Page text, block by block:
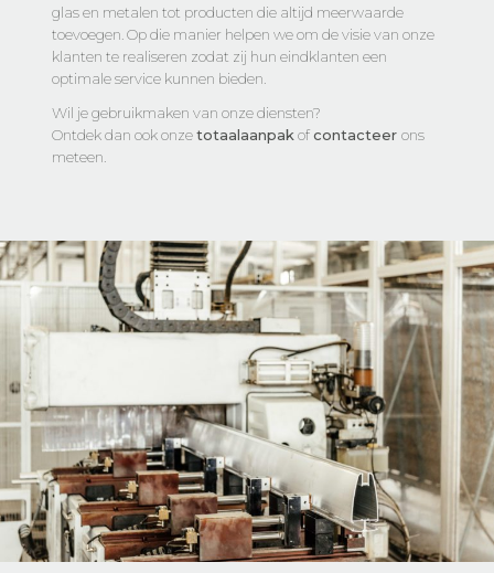
glas en metalen tot producten die altijd meerwaarde
toevoegen. Op die manier helpen we om de visie van onze
klanten te realiseren zodat zij hun eindklanten een
optimale service kunnen bieden.
Wil je gebruikmaken van onze diensten?
Ontdek dan ook onzetotaalaanpak ofcontacteerons
meteen.